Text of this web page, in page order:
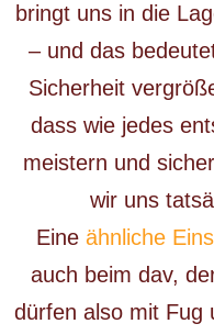
bringt uns in die
– und das
Sicherheit
dass wie jedes
meistern und
wir uns
Eine ähnliche
auch beim dav,
dürfen also mit Fug